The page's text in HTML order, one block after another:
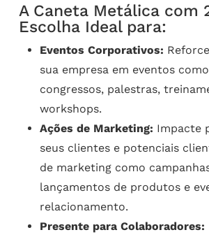
A Caneta Metálica com
Escolha Ideal para:
Eventos Corporativos:
sua empresa em eventos
congressos, palestras,
workshops.
Ações de Marketing: Impacte
seus clientes e potenciais
de marketing como
lançamentos de produtos e
relacionamento.
Presente para Colaboradores: